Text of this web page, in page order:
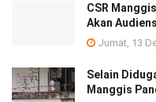
CSR
Akan
Jumat, 13
Selain
Manggis